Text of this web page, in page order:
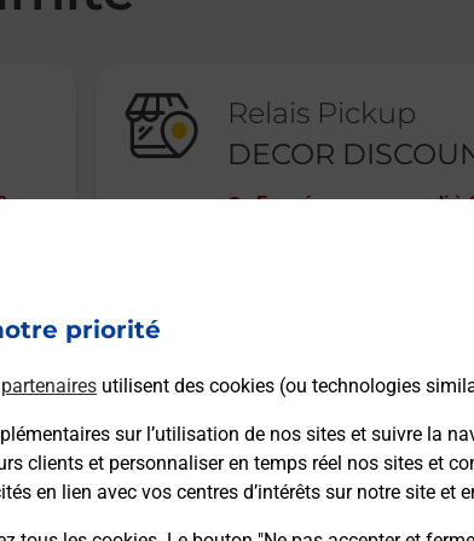
priorité
utilisent des cookies (ou technologies
sur l’utilisation de nos sites et suivre la
clients et personnaliser en temps réel nos sites et
en lien avec vos centres d’intérêts sur notre site et
Relais Pickup
DECOR
Fermé-ouvre samedi à